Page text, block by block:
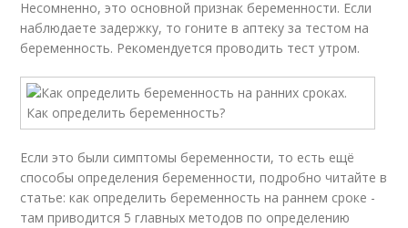
Несомненно, это основной признак беременности. Если
наблюдаете задержку, то гоните в аптеку за тестом на
беременность. Рекомендуется проводить тест утром.
Если это были симптомы беременности, то есть ещё
способы определения беременности, подробно читайте в
статье: как определить беременность на раннем сроке -
там приводится 5 главных методов по определению